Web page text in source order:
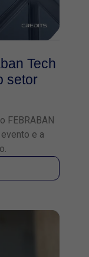
Tech
setor
FEBRABAN
e a